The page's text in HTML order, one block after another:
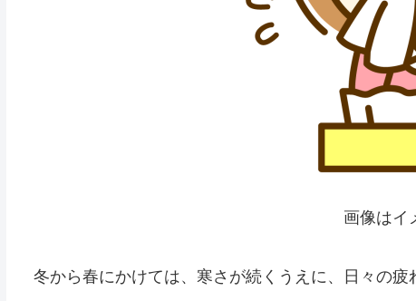
画像はイ
冬から春にかけては、寒さが続くうえに、日々の疲